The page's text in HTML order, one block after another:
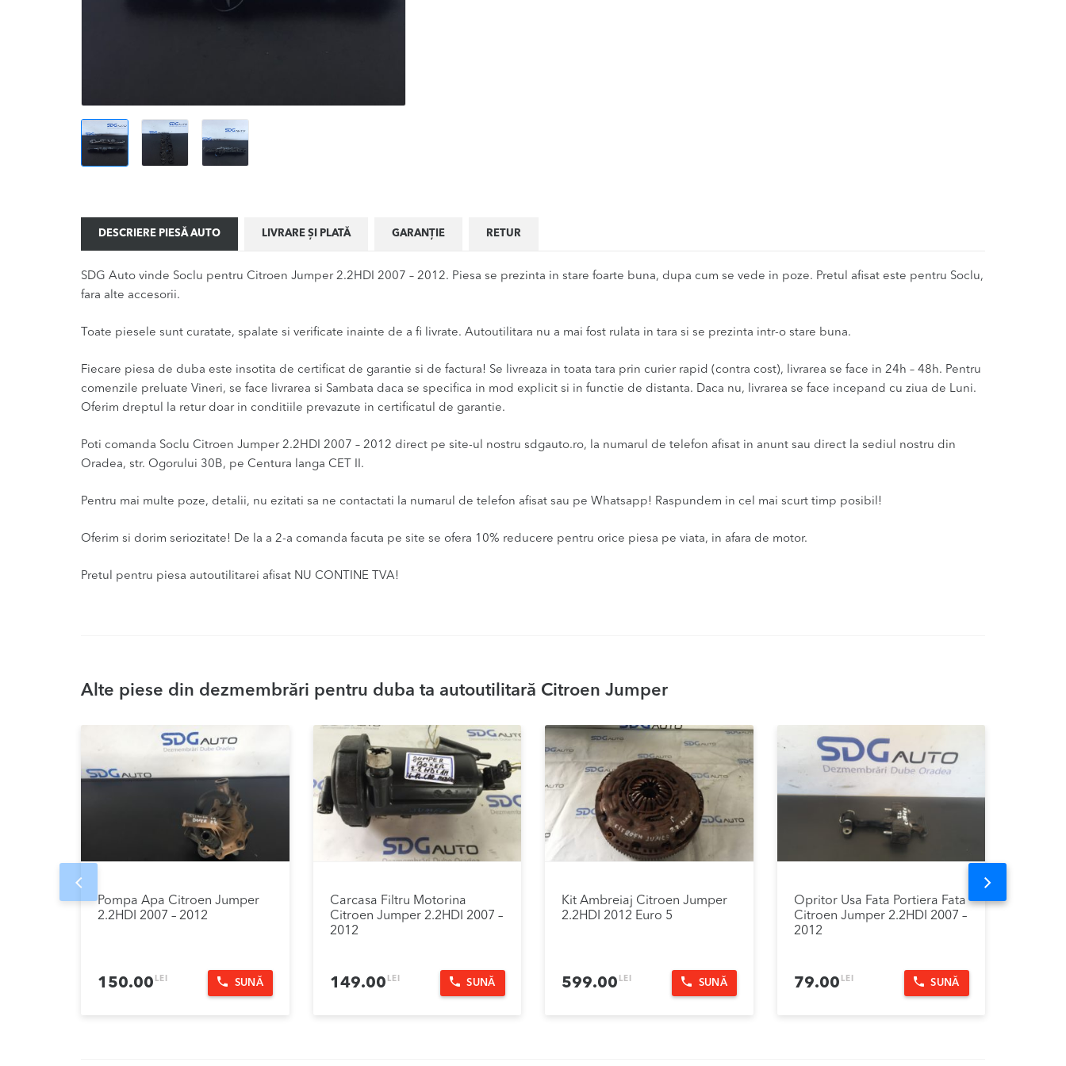
DESCRIERE PIESĂ AUTO LIVRARE ȘI PLATĂ GARANȚIE RETUR
SDG Auto vinde Soclu pentru Citroen Jumper 2.2HDI 2007 – 2012. Piesa se prezinta in stare foarte buna, dupa cum se vede in poze. Pretul afisat este pentru Soclu,
fara alte accesorii.
Toate piesele sunt curatate, spalate si verificate inainte de a fi livrate. Autoutilitara nu a mai fost rulata in tara si se prezinta intr-o stare buna.
Fiecare piesa de duba este insotita de certificat de garantie si de factura! Se livreaza in toata tara prin curier rapid (contra cost), livrarea se face in 24h – 48h. Pentru
comenzile preluate Vineri, se face livrarea si Sambata daca se specifica in mod explicit si in functie de distanta. Daca nu, livrarea se face incepand cu ziua de Luni.
Oferim dreptul la retur doar in conditiile prevazute in certificatul de garantie.
Poti comanda Soclu Citroen Jumper 2.2HDI 2007 – 2012 direct pe site-ul nostru sdgauto.ro, la numarul de telefon afisat in anunt sau direct la sediul nostru din
Oradea, str. Ogorului 30B, pe Centura langa CET II.
Pentru mai multe poze, detalii, nu ezitati sa ne contactati la numarul de telefon afisat sau pe Whatsapp! Raspundem in cel mai scurt timp posibil!
Oferim si dorim seriozitate! De la a 2-a comanda facuta pe site se ofera 10% reducere pentru orice piesa pe viata, in afara de motor.
Pretul pentru piesa autoutilitarei afisat NU CONTINE TVA!
Alte piese din dezmembrări pentru duba ta autoutilitară Citroen Jumper
Pompa Apa Citroen Jumper
2.2HDI 2007 – 2012
150.00 LEI SUNĂ
Carcasa Filtru Motorina
Citroen Jumper 2.2HDI 2007 –
2012
149.00 LEI SUNĂ
Kit Ambreiaj Citroen Jumper
2.2HDI 2012 Euro 5
599.00 LEI SUNĂ
Opritor Usa Fata Portiera Fata
Citroen Jumper 2.2HDI 2007 –
2012
79.00 LEI SUNĂ
Prev Next